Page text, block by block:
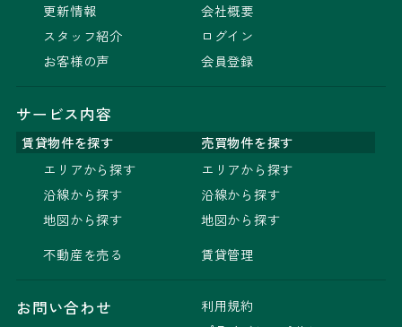
更新情報
スタッフ紹介
お客様の声
会社概要
ログイン
会員登録
サービス内容
賃貸物件を探す
売買物件を探す
エリアから探す
沿線から探す
地図から探す
不動産を売る
エリアから探す
沿線から探す
地図から探す
賃貸管理
お問い合わせ
利用規約